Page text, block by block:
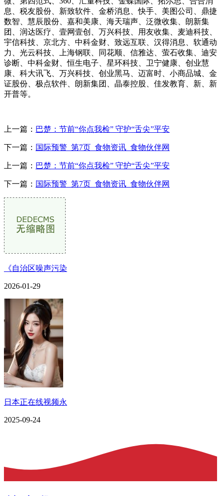
息、税友股份、新致软件、金桥消息、快手、美图公司、鼎捷
数智、慧辰股份、嘉和美康、海天瑞声、泛微收集、朗新集
团、润达医疗、壹网壹创、万兴科技、用友收集、麦迪科技、
宇信科技、京北方、中科金财、致远互联、汉得消息、软通动
力、光云科技、上海钢联、同花顺、信雅达、萤石收集、迪安
诊断、中科金财、恒生电子、星环科技、卫宁健康、创业慧
康、科大讯飞、万兴科技、创业黑马、迈富时、小商品城、金
证股份、极点软件、朗新集团、晶泰控股、佳发教育、新、新
开普等。
上一篇： 巴楚：节前“你点我检” 守护“舌尖”平安
下一篇： 国际预警_第7页_食物资讯_食物伙伴网
上一篇： 巴楚：节前“你点我检” 守护“舌尖”平安
下一篇： 国际预警_第7页_食物资讯_食物伙伴网
《自治区噪声污染
2026-01-29
日本正在线视频永
2025-09-24